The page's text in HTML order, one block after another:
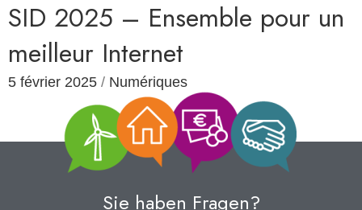
SID 2025 – Ensemble pour un
meilleur Internet
5 février 2025 / Numériques
Sie haben Fragen?